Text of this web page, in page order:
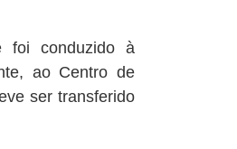
foi conduzido à
ao Centro de
ser transferido